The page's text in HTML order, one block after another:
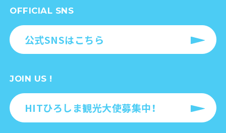
OFFICIAL SNS
公式SNSはこちら
JOIN US !
HITひろしま観光大使募集中！